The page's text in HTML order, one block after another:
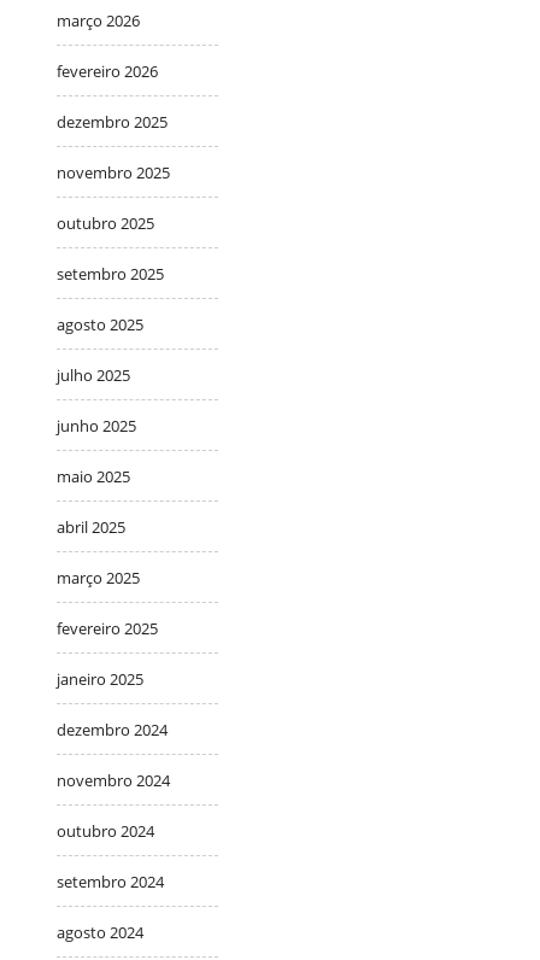
março 2026
fevereiro 2026
dezembro 2025
novembro 2025
outubro 2025
setembro 2025
agosto 2025
julho 2025
junho 2025
maio 2025
abril 2025
março 2025
fevereiro 2025
janeiro 2025
dezembro 2024
novembro 2024
outubro 2024
setembro 2024
agosto 2024